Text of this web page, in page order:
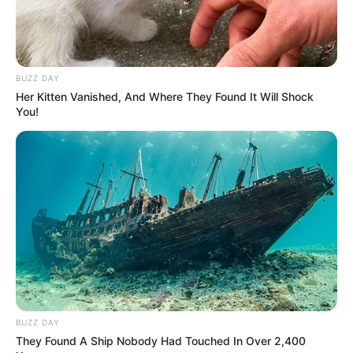
Daftar isi
BUZZ DAY
Her Kitten Vanished, And Where They Found It Will Shock
You!
BUZZ DAY
They Found A Ship Nobody Had Touched In Over 2,400